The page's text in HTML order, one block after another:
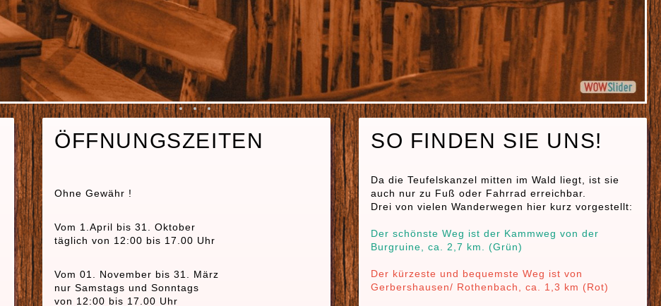
ÖFFNUNGSZEITEN
Ohne Gewähr !
Vom 1.April bis 31. Oktober
täglich von 12:00 bis 17.00 Uhr
Vom 01. November bis 31. März
nur Samstags und Sonntags
von 12:00 bis 17.00 Uhr
SO FINDEN SIE UNS!
Da die Teufelskanzel mitten im Wald liegt, ist sie
auch nur zu Fuß oder Fahrrad erreichbar.
Drei von vielen Wanderwegen hier kurz vorgestellt:
Der schönste Weg ist der Kammweg von der
Burgruine, ca. 2,7 km. (Grün)
Der kürzeste und bequemste Weg ist von
Gerbershausen/ Rothenbach, ca. 1,3 km (Rot)